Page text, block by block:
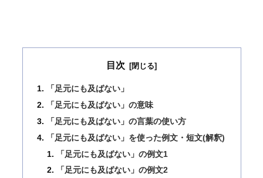
目次
「足元にも及ばない」
「足元にも及ばない」の意味
「足元にも及ばない」の言葉の使い方
「足元にも及ばない」を使った例文・短文(解釈)
「足元にも及ばない」の例文1
「足元にも及ばない」の例文2